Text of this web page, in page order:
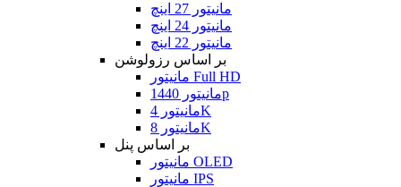
مانیتور 27 اینچ
مانیتور 24 اینچ
مانیتور 22 اینچ
بر اساس رزولوشن
مانیتور Full HD
مانیتور 1440p
مانیتور 4K
مانیتور 8K
بر اساس پنل
مانیتور OLED
مانیتور IPS